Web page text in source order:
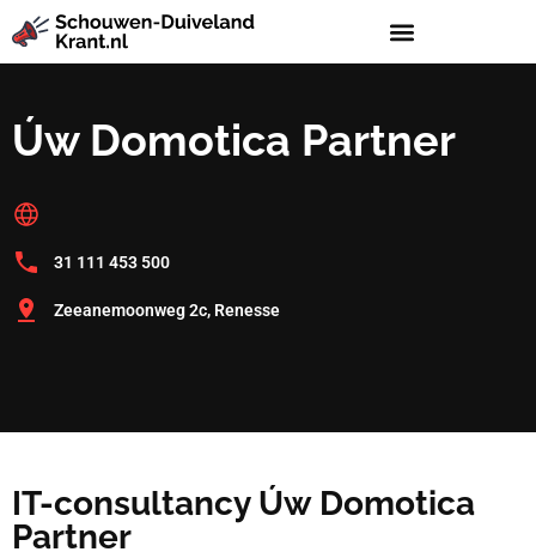
Úw Domotica Partner
31 111 453 500
Zeeanemoonweg 2c, Renesse
IT-consultancy Úw Domotica
Partner